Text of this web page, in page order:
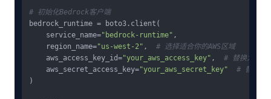
# 初始化Bedrock客户端
bedrock_runtime = boto3.client(
    service_name=
"bedrock-runtime" ,
    region_name=
"us-west-2" , # 选择适合你的AWS区域
    aws_access_key_id=
"your_aws_access_key" , # 替换为你的
    aws_secret_access_key=
"your_aws_secret_key"
# 替换为
)